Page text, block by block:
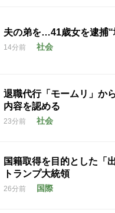
夫の弟を…41歳女を逮捕
14分前 社会
退職代行「モームリ」か
内容を認める
23分前 社会
国籍取得を目的とした
トランプ大統領
26分前 国際